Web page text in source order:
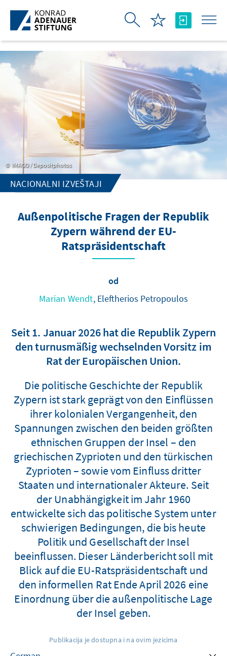
Skip to Main Content
IMAGO / Depositphotos
NACIONALNI IZVEŠTAJI
Außenpolitische Fragen der Republik
Zypern während der EU-
Ratspräsidentschaft
od
Marian Wendt, Eleftherios Petropoulos
Seit 1. Januar 2026 hat die Republik Zypern
den turnusmäßig wechselnden Vorsitz im
Rat der Europäischen Union.
Die politische Geschichte der Republik
Zypern ist stark geprägt von den Einflüssen
ihrer kolonialen Vergangenheit, den
Spannungen zwischen den beiden größten
ethnischen Gruppen der Insel – den
griechischen Zyprioten und den türkischen
Zyprioten – sowie vom Einfluss dritter
Staaten und internationaler Akteure. Seit
der Unabhängigkeit im Jahr 1960
entwickelte sich das politische System unter
schwierigen Bedingungen, die bis heute
Politik und Gesellschaft der Insel
beeinflussen. Dieser Länderbericht soll mit
Blick auf die EU-Ratspräsidentschaft und
den informellen Rat Ende April 2026 eine
Einordnung über die außenpolitische Lage
der Insel geben.
Publikacija je dostupna i na ovim jezicima